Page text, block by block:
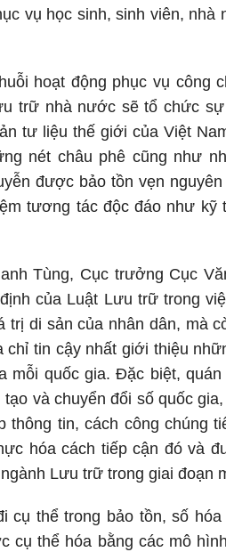
vụ học sinh, sinh viên,
hoạt động phục vụ công
trữ nhà nước sẽ tổ chức
tư liệu thế giới của Việt
nét châu phê cũng như
được bảo tồn vẹn
tương tác độc đáo như
Tùng, Cục trưởng Cục
của Luật Lưu trữ trong
trị di sản của nhân dân, mà
chỉ tin cậy nhất giới thiệu
mỗi quốc gia. Đặc biệt,
và chuyển đổi số quốc
thông tin, cách công chúng
hóa cách tiếp cận đó và
Lưu trữ trong giai đoạn
cụ thể trong bảo tồn, số
cụ thể hóa bằng các mô